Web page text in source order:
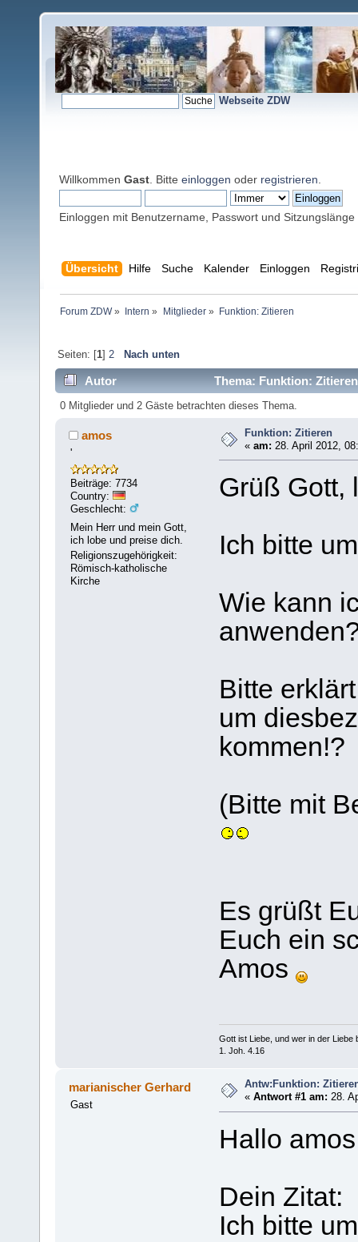
Webseite ZDW
Willkommen Gast . Bitte einloggen oder registrieren
Einloggen mit Benutzername, Passwort und Sitzungslänge
Übersicht Hilfe Suche Kalender Einloggen
Forum ZDW» Intern » Mitglieder» Funktion: Zitieren
Seiten: [1] 2 Nach unten
Autor Thema: Funktion:
0 Mitglieder und 2 Gäste betrachten dieses Thema.
amos
'
Beiträge: 7734
Country:
Geschlecht:
Mein Herr und mein Gott,
ich lobe und preise dich.
Religionszugehörigkeit:
Römisch-katholische
Kirche
Funktion: Zitieren
«am: 28. April 2012,
Grüß Gott,
Ich bitte
Wie kann
Bitte
um
kommen!?
(Bitte mit
Es grüßt
Euch ein
Amos
Gott ist Liebe, und wer in der Liebe
1. Joh. 4.16
marianischer Gerhard
Gast
Antw:Funktion:
«Antwort #1 am: 28.
Hallo
Dein Zitat:
Ich bitte